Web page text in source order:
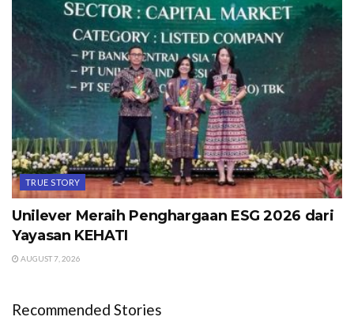
TRUE STORY
Unilever Meraih Penghargaan ESG 2026 dari
Yayasan KEHATI
AUGUST 7, 2026
Recommended Stories